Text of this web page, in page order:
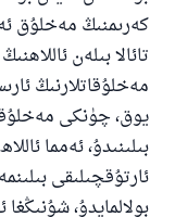
كەرىمنىڭ مەخلۇق
تائالا بىلەن
مەخلۇقاتلارنىڭ
يوق، چۈنكى
بىلىنىدۇ، ئەمما
ئارتۇقچىلىقى
بولالمايدۇ،